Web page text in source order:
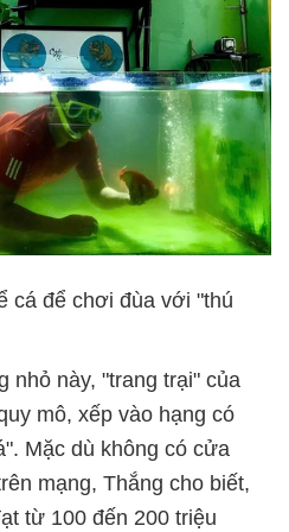
cá để chơi đùa với "thú
nhỏ này, "trang trại" của
mô, xếp vào hạng có
Mặc dù không có cửa
mạng, Thắng cho biết,
từ 100 đến 200 triệu